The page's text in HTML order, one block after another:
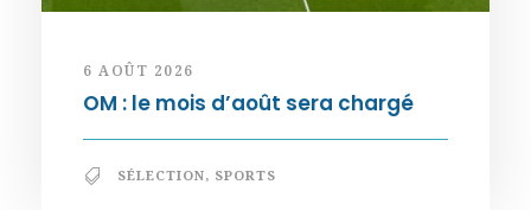
6 AOÛT 2026
OM : le mois d’août sera chargé
SÉLECTION, SPORTS